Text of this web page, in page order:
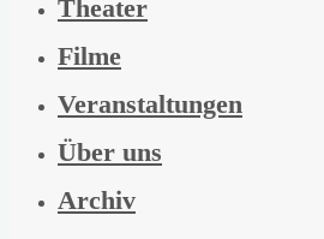
Theater
Filme
Veranstaltungen
Über uns
Archiv